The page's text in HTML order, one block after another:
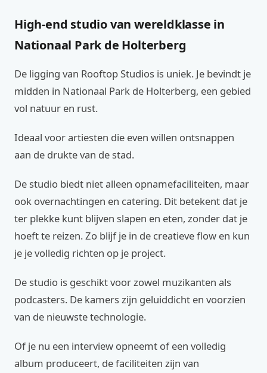
High-end studio van wereldklasse in
Nationaal Park de Holterberg
De ligging van Rooftop Studios is uniek. Je bevindt je
midden in Nationaal Park de Holterberg, een gebied
vol natuur en rust.
Ideaal voor artiesten die even willen ontsnappen
aan de drukte van de stad.
De studio biedt niet alleen opnamefaciliteiten, maar
ook overnachtingen en catering. Dit betekent dat je
ter plekke kunt blijven slapen en eten, zonder dat je
hoeft te reizen. Zo blijf je in de creatieve flow en kun
je je volledig richten op je project.
De studio is geschikt voor zowel muzikanten als
podcasters. De kamers zijn geluiddicht en voorzien
van de nieuwste technologie.
Of je nu een interview opneemt of een volledig
album produceert, de faciliteiten zijn van